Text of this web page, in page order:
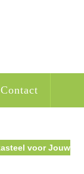
Contact
voor Jouw